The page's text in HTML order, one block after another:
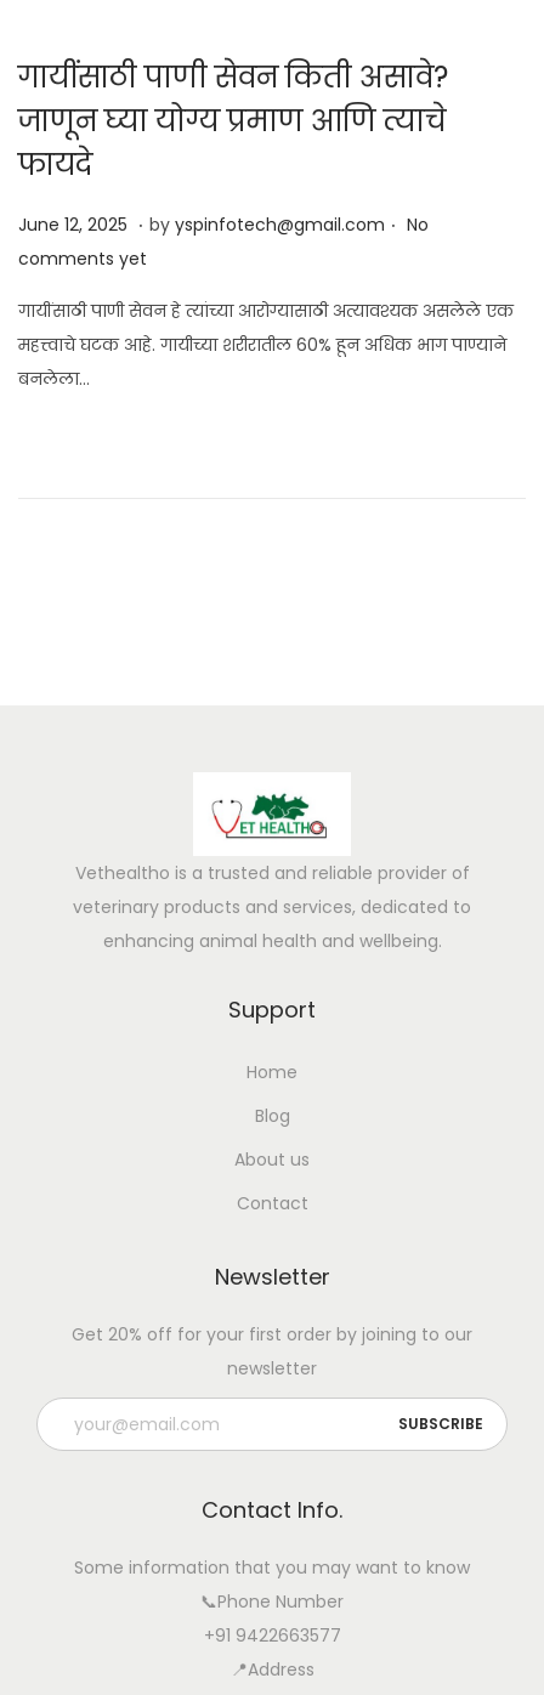
गायींसाठी पाणी सेवन किती असावे?
जाणून घ्या योग्य प्रमाण आणि त्याचे
फायदे
Posted on
June 12, 2025 J
u
e
1
. by yspinfotech@gmail.com . No
comments yet
गायींसाठी पाणी सेवन हे त्यांच्या आरोग्यासाठी अत्यावश्यक असलेले एक
महत्त्वाचे घटक आहे. गायीच्या शरीरातील 60% हून अधिक भाग पाण्याने
बनलेला…
Vethealtho is a trusted and reliable provider of
veterinary products and services, dedicated to
enhancing animal health and wellbeing.
Support
Home
Blog
About us
Contact
Newsletter
Get 20% off for your first order by joining to our
newsletter
Contact Info.
Some information that you may want to know
📞Phone Number
+91 9422663577
📍Address